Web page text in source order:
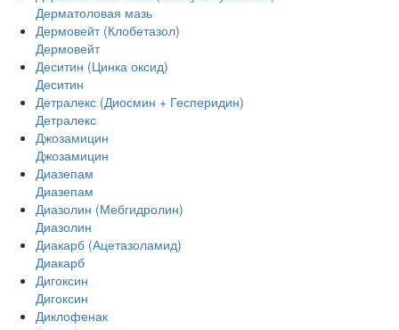
Дерматоловая мазь
Дермовейт (Клобетазол)
Дермовейт
Деситин (Цинка оксид)
Деситин
Детралекс (Диосмин + Гесперидин)
Детралекс
Джозамицин
Джозамицин
Диазепам
Диазепам
Диазолин (Мебгидролин)
Диазолин
Диакарб (Ацетазоламид)
Диакарб
Дигоксин
Дигоксин
Диклофенак